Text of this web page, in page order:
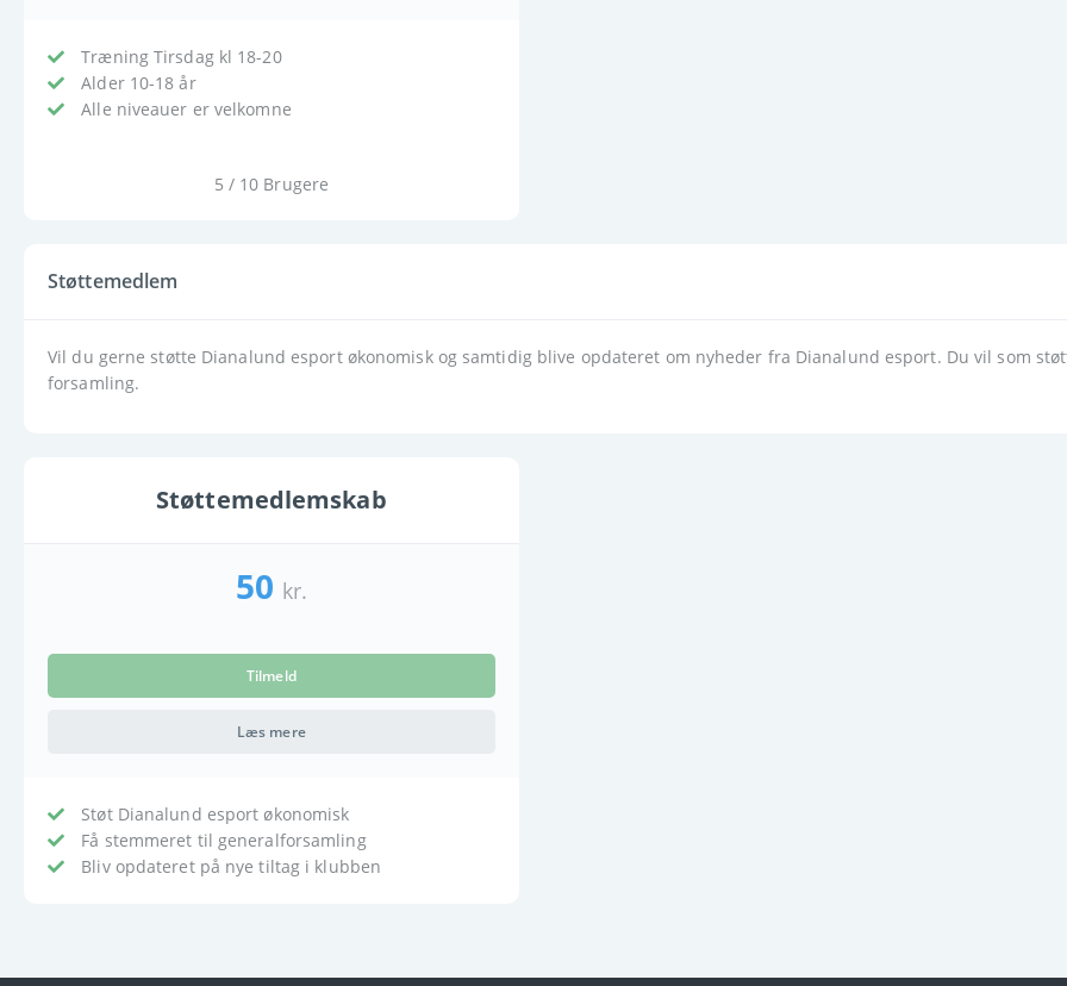
Træning Tirsdag kl 18-20
Alder 10-18 år
Alle niveauer er velkomne
5 / 10 Brugere
Støttemedlem
Vil du gerne støtte Dianalund esport økonomisk og samtidig blive opdateret om nyheder fra Dianalund esport. Du vil som
forsamling.
Støttemedlemskab
50 kr.
Tilmeld
Læs mere
Støt Dianalund esport økonomisk
Få stemmeret til generalforsamling
Bliv opdateret på nye tiltag i klubben